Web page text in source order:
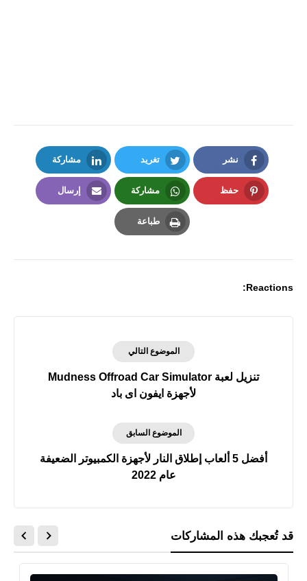
نشر
Facebook
تغريد
Twitter
مشاركة
LinkedIn
حفظ مشاركة
Whatsapp
إرسال
طباعة
Reactions:
الموضوع التالي
تنزيل لعبة Mudness Offroad Car Simulator
لأجهزة ايفون اى باد
الموضوع السابق
أفضل 5 ألعاب إطلاق النار لأجهزة الكمبيوتر الضعيفة
عام 2022
قد تُعجبك هذه المشاركات